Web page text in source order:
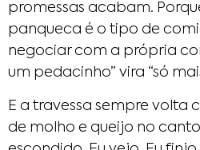
promessas acabam.
panqueca é o tipo de
negociar com a própria
um pedacinho” vira “só
E a travessa sempre volta
de molho e queijo no